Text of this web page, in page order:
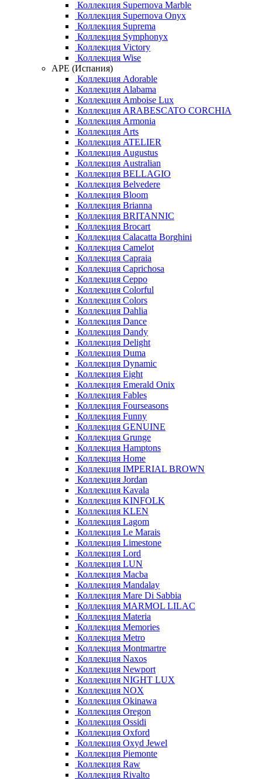
Коллекция Supernova Marble
Коллекция Supernova Onyx
Коллекция Suprema
Коллекция Symphonyx
Коллекция Victory
Коллекция Wise
APE (Испания)
Коллекция Adorable
Коллекция Alabama
Коллекция Amboise Lux
Коллекция ARABESCATO CORCHIA
Коллекция Armonia
Коллекция Arts
Коллекция ATELIER
Коллекция Augustus
Коллекция Australian
Коллекция BELLAGIO
Коллекция Belvedere
Коллекция Bloom
Коллекция Brianna
Коллекция BRITANNIC
Коллекция Brocart
Коллекция Calacatta Borghini
Коллекция Camelot
Коллекция Capraia
Коллекция Caprichosa
Коллекция Ceppo
Коллекция Colorful
Коллекция Colors
Коллекция Dahlia
Коллекция Dance
Коллекция Dandy
Коллекция Delight
Коллекция Duma
Коллекция Dynamic
Коллекция Eight
Коллекция Emerald Onix
Коллекция Fables
Коллекция Fourseasons
Коллекция Funny
Коллекция GENUINE
Коллекция Grunge
Коллекция Hamptons
Коллекция Home
Коллекция IMPERIAL BROWN
Коллекция Jordan
Коллекция Kavala
Коллекция KINFOLK
Коллекция KLEN
Коллекция Lagom
Коллекция Le Marais
Коллекция Limestone
Коллекция Lord
Коллекция LUN
Коллекция Macba
Коллекция Mandalay
Коллекция Mare Di Sabbia
Коллекция MARMOL LILAC
Коллекция Materia
Коллекция Memories
Коллекция Metro
Коллекция Montmartre
Коллекция Naxos
Коллекция Newport
Коллекция NIGHT LUX
Коллекция NOX
Коллекция Okinawa
Коллекция Oregon
Коллекция Ossidi
Коллекция Oxford
Коллекция Oxyd Jewel
Коллекция Piemonte
Коллекция Raw
Коллекция Rivalto